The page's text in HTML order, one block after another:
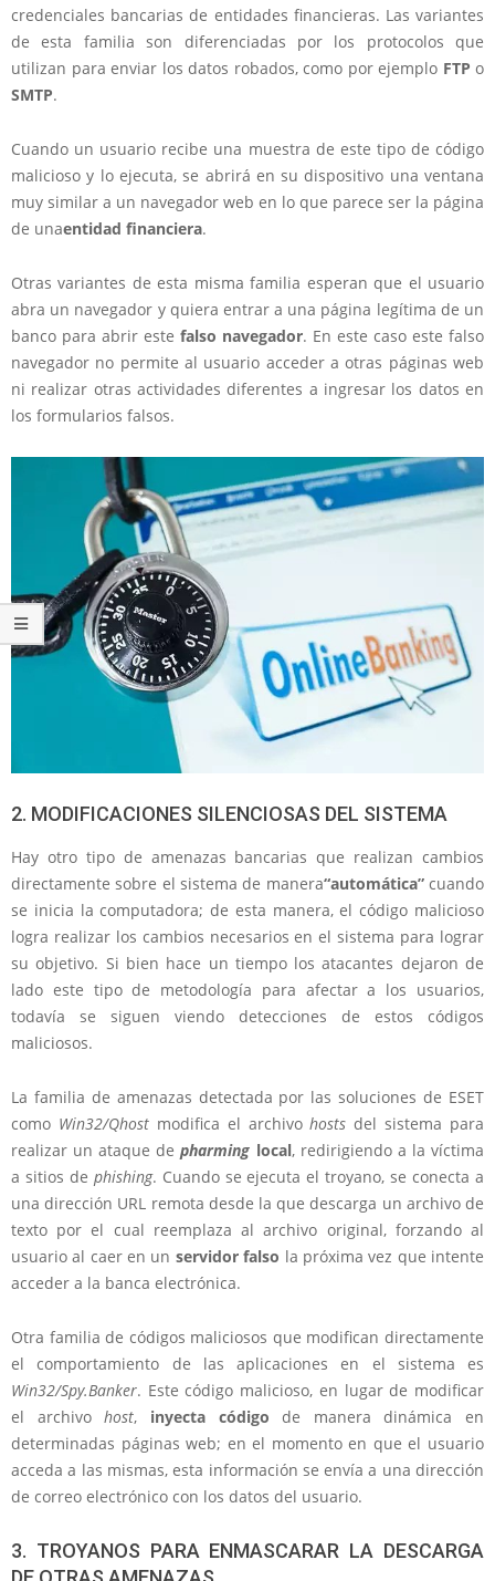
credenciales bancarias de entidades financieras. Las variantes
de esta familia son diferenciadas por los protocolos que
utilizan para enviar los datos robados, como por ejemplo FTP o
SMTP.
Cuando un usuario recibe una muestra de este tipo de código
malicioso y lo ejecuta, se abrirá en su dispositivo una ventana
muy similar a un navegador web en lo que parece ser la página
de unaentidad financiera.
Otras variantes de esta misma familia esperan que el usuario
abra un navegador y quiera entrar a una página legítima de un
banco para abrir este falso navegador. En este caso este falso
navegador no permite al usuario acceder a otras páginas web
ni realizar otras actividades diferentes a ingresar los datos en
los formularios falsos.
2. MODIFICACIONES SILENCIOSAS DEL SISTEMA
Hay otro tipo de amenazas bancarias que realizan cambios
directamente sobre el sistema de manera“automática”cuando
se inicia la computadora; de esta manera, el código malicioso
logra realizar los cambios necesarios en el sistema para lograr
su objetivo. Si bien hace un tiempo los atacantes dejaron de
lado este tipo de metodología para afectar a los usuarios,
todavía se siguen viendo detecciones de estos códigos
maliciosos.
La familia de amenazas detectada por las soluciones de ESET
como Win32/Qhostmodifica el archivohosts del sistema para
realizar un ataque depharming local, redirigiendo a la víctima
a sitios de phishing. Cuando se ejecuta el troyano, se conecta a
una dirección URL remota desde la que descarga un archivo de
texto por el cual reemplaza al archivo original, forzando al
usuario al caer en un servidor falso la próxima vez que intente
acceder a la banca electrónica.
Otra familia de códigos maliciosos que modifican directamente
el comportamiento de las aplicaciones en el sistema es
Win32/Spy.Banker. Este código malicioso, en lugar de modificar
el archivohost, inyecta código de manera dinámica en
determinadas páginas web; en el momento en que el usuario
acceda a las mismas, esta información se envía a una dirección
de correo electrónico con los datos del usuario.
3. TROYANOS PARA ENMASCARAR LA DESCARGA